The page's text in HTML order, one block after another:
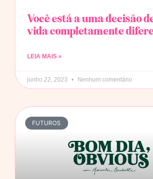
Você está a uma decisão
vida completamente
LEIA MAIS »
junho 22, 2023 Nenhum comentário
FUTUROS